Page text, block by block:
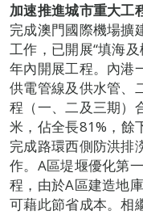
加速推進城市重大工
完成澳門國際機場擴
工作，已開展“填海
年內開展工程。內港
供電管線及供水管、
程（一、二及三期）
米，佔全長81%，餘
完成路環西側防洪排
作。A區堤堰優化第
程，由於A區建造地
可藉此節省成本。相